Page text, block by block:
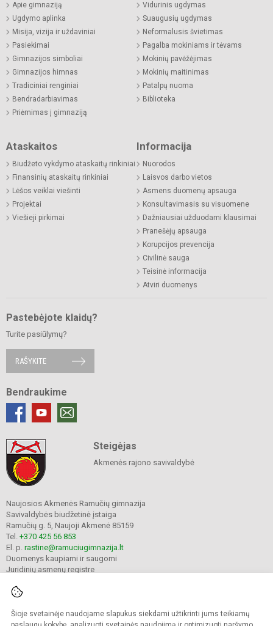
Šioje svetainėje naudojame slapukus siekdami užtikrinti jums teikiamų
Apie gimnaziją
Ugdymo aplinka
Misija, vizija ir uždaviniai
Pasiekimai
Gimnazijos simboliai
Gimnazijos himnas
Tradiciniai renginiai
Bendradarbiavimas
Priėmimas į gimnaziją
Vidurinis ugdymas
Suaugusių ugdymas
Neformalusis švietimas
Pagalba mokiniams ir tėvams
Mokinių pavėžėjimas
Mokinių maitinimas
Patalpų nuoma
Biblioteka
Ataskaitos
Biudžeto vykdymo ataskaitų rinkiniai
Finansinių ataskaitų rinkiniai
Lėšos veiklai viešinti
Projektai
Viešieji pirkimai
Informacija
Nuorodos
Laisvos darbo vietos
Asmens duomenų apsauga
Konsultavimasis su visuomene
Dažniausiai užduodami klausimai
Pranešėjų apsauga
Korupcijos prevencija
Civilinė sauga
Teisinė informacija
Atviri duomenys
Pastebėjote klaidų?
Turite pasiūlymų?
RAŠYKITE
Bendraukime
Steigėjas
Akmenės rajono savivaldybė
Naujosios Akmenės Ramučių gimnazija
Savivaldybės biudžetinė įstaiga
Ramučių g. 5, Naujoji Akmenė 85159
Tel. +370 425 56 853
El. p. rastine@ramuciugimnazija.lt
Duomenys kaupiami ir saugomi
Juridinių asmenų registre
© 2024. Naujosios Akmenės Ramučių gimnazija. Visos teisės saugomos.